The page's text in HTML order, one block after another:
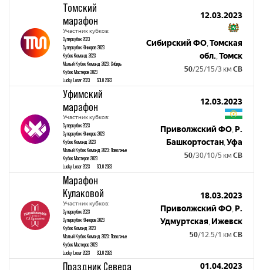
Томский
марафон
Участник кубков:
Суперкубок 2023
Суперкубок Юниоров 2023
Кубок Команд 2023
Малый Кубок Команд 2023: Сибирь
Кубок Мастеров 2023
Lucky Loser 2023
SOLO 2023
12.03.2023
Сибирский ФО Томская
обл. Томск
50/25/15/3 км СВ
Уфимский
марафон
Участник кубков:
Суперкубок 2023
Суперкубок Юниоров 2023
Кубок Команд 2023
Малый Кубок Команд 2023: Поволжье
Кубок Мастеров 2023
Lucky Loser 2023
SOLO 2023
12.03.2023
Приволжский ФО Р.
Башкортостан Уфа
50/30/10/5 км СВ
Марафон
Кулаковой
Участник кубков:
Суперкубок 2023
Суперкубок Юниоров 2023
Кубок Команд 2023
Малый Кубок Команд 2023: Поволжье
Кубок Мастеров 2023
Lucky Loser 2023
SOLO 2023
18.03.2023
Приволжский ФО Р.
Удмуртская Ижевск
50/12.5/1 км СВ
Праздник Севера 01.04.2023